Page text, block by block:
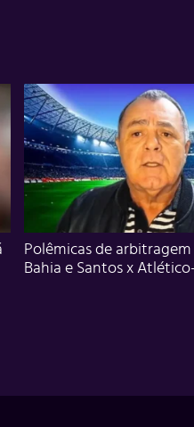
Polêmicas de
Bahia e Santos x